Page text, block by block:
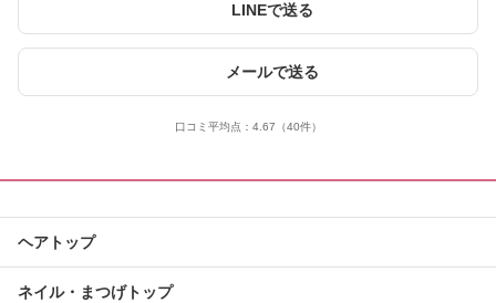
LINEで送る
メールで送る
口コミ平均点： 4.67 （40件）
ヘアトップ
ネイル・まつげトップ